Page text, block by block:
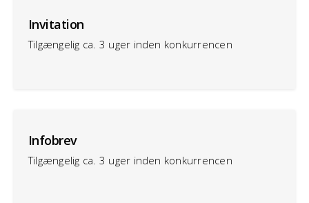
Invitation
Tilgængelig ca. 3 uger inden konkurrencen
Infobrev
Tilgængelig ca. 3 uger inden konkurrencen